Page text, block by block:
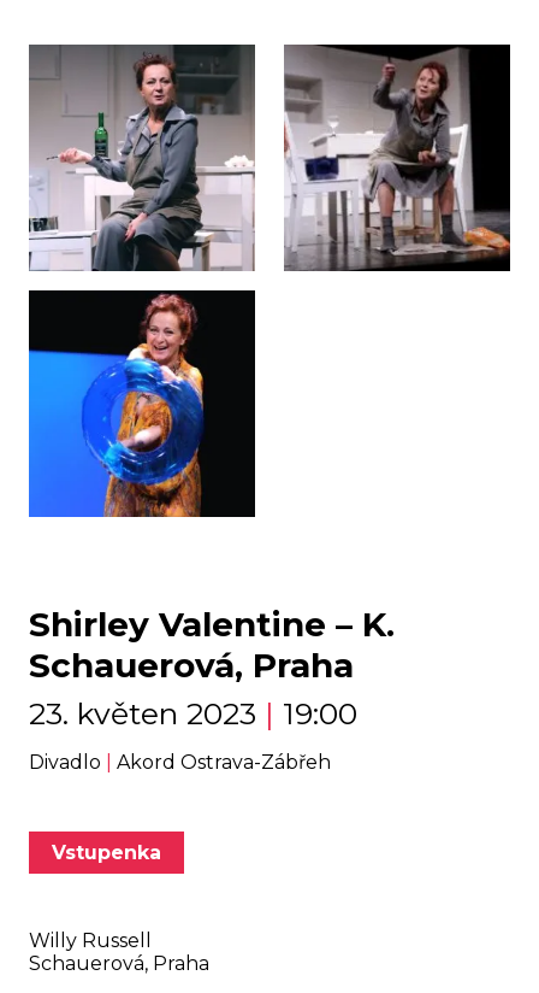
Shirley Valentine – K.
Schauerová, Praha
23. květen 2023 | 19:00
Divadlo Akord Ostrava-Zábřeh
Vstupenka
Willy Russell
Schauerová, Praha